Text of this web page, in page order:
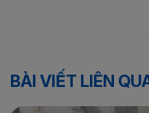
BÀI VIẾT LIÊN